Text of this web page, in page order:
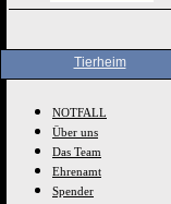
Tierheim
NOTFALL
Über uns
Das Team
Ehrenamt
Spender